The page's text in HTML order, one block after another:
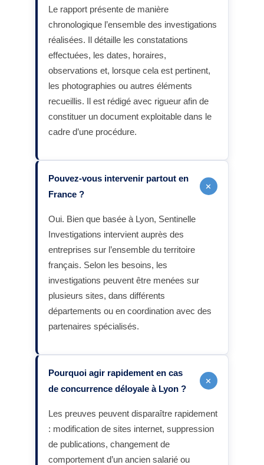
Le rapport présente de manière
chronologique l’ensemble des investigations
réalisées. Il détaille les constatations
effectuées, les dates, horaires,
observations et, lorsque cela est pertinent,
les photographies ou autres éléments
recueillis. Il est rédigé avec rigueur afin de
constituer un document exploitable dans le
cadre d’une procédure.
Pouvez-vous intervenir partout en
France ?
+
Oui. Bien que basée à Lyon, Sentinelle
Investigations intervient auprès des
entreprises sur l’ensemble du territoire
français. Selon les besoins, les
investigations peuvent être menées sur
plusieurs sites, dans différents
départements ou en coordination avec des
partenaires spécialisés.
Pourquoi agir rapidement en cas
de concurrence déloyale à Lyon ?
+
Les preuves peuvent disparaître rapidement
: modification de sites internet, suppression
de publications, changement de
comportement d’un ancien salarié ou